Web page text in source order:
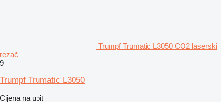
Trumpf Trumatic L3050 CO2 laserski
rezač
9
Trumpf Trumatic L3050
Cijena na upit